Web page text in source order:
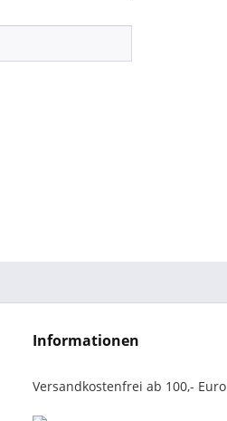
Informationen
Versandkostenfrei ab 100,- Euro